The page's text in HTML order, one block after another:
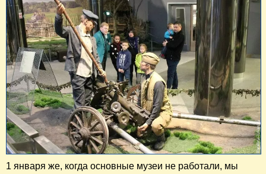
1 января же, когда основные музеи не работали, мы